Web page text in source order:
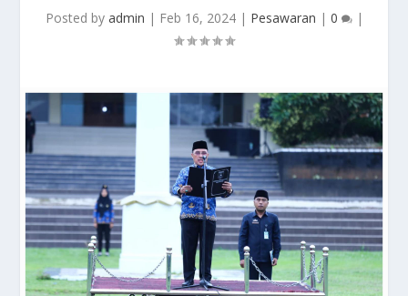
Posted by admin | Feb 16, 2024| Pesawaran | 0 |